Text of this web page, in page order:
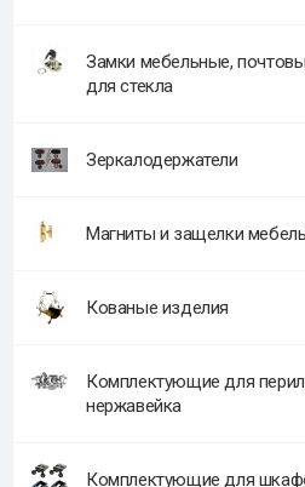
Замки мебельные,
для стекла
Зеркалодержатели
Магниты и защелки
Кованые изделия
Комплектующие для перил
нержавейка
Комплектующие для